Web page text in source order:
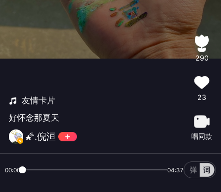
友情卡片
好怀念那夏天
🌠.倪洹
290
23
唱同款
00:00 04:37